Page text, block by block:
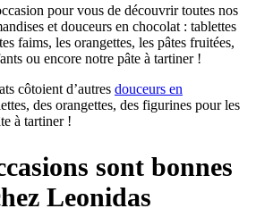
pour vous de découvrir toutes nos
et douceurs en chocolat : tablettes
faims, les orangettes, les pâtes fruitées,
ou encore notre pâte à tartiner !
côtoient d’autres douceurs en
des orangettes, des figurines pour les
à tartiner !
sont bonnes
Leonidas